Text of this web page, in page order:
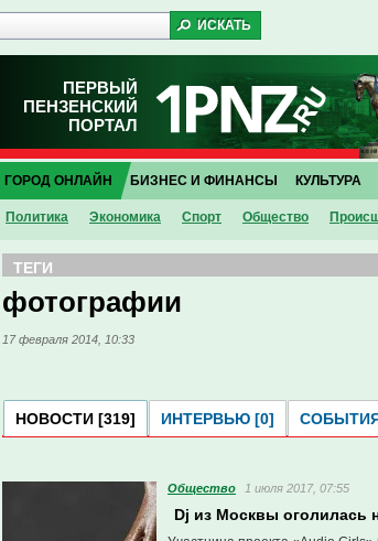
ПЕРВЫЙ
ПЕНЗЕНСКИЙ
ПОРТАЛ
ГОРОД ОНЛАЙН
Политика Экономика Спорт Общество
БИЗНЕС И ФИНАНСЫ КУЛЬТУРА
ТЕГИ
фотографии
17 февраля 2014, 10:33
НОВОСТИ [319] ИНТЕРВЬЮ [0]
Общество 1 июля 2017, 07:55
Dj из Москвы оголилась